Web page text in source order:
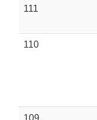
111
110